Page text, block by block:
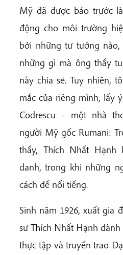
Mỹ đã được báo trước
động cho môi trường
bởi những tư tưởng
những gì mà ông thầy
này chia sẻ. Tuy nhiên,
mắc của riêng mình, lấy
Codrescu – một nhà
người Mỹ gốc Rumani:
thầy, Thích Nhất
danh, trong khi những
cách để nổi tiếng.
Sinh năm 1926, xuất gia
sư Thích Nhất Hạnh
thực tập và truyền trao